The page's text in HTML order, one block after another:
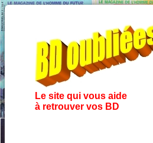
Le site qui vous aide
à retrouver vos BD